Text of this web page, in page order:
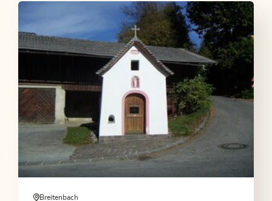
Breitenbach